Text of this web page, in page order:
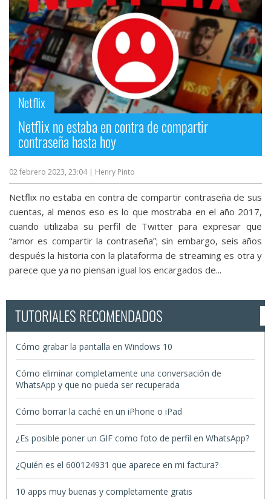
Netflix
Netflix no estaba en contra de compartir
contraseña hasta hoy
02 febrero 2023, 23:04 | Henry Pinto
Netflix no estaba en contra de compartir contraseña de sus
cuentas, al menos eso es lo que mostraba en el año 2017,
cuando utilizaba su perfil de Twitter para expresar que
“amor es compartir la contraseña”; sin embargo, seis años
después la historia con la plataforma de streaming es otra y
parece que ya no piensan igual los encargados de...
TUTORIALES RECOMENDADOS
Cómo grabar la pantalla en Windows 10
Cómo eliminar completamente una conversación de
WhatsApp y que no pueda ser recuperada
Cómo borrar la caché en un iPhone o iPad
¿Es posible poner un GIF como foto de perfil en WhatsApp?
¿Quién es el 600124931 que aparece en mi factura?
10 apps muy buenas y completamente gratis